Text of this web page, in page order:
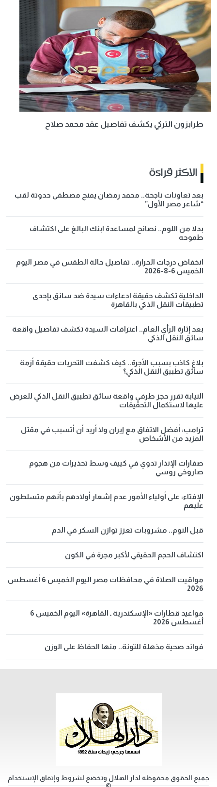
طرابزون التركي يكشف تفاصيل عقد محمد صلاح
الاكثر قراءة
بعد تعاونات ناجحة.. محمد رمضان يمنح مصطفى حدوتة لقب
“شاعر مصر الأول”
بدلا من اللوم.. نصائح لمساعدة ابنك البالغ على اكتشاف
طموحه
انخفاض درجات الحرارة.. تفاصيل حالة الطقس في مصر اليوم
الخميس 6-8-2026
الداخلية تكشف حقيقة ادعاءات سيدة ضد سائق بإحدى
تطبيقات النقل الذكي بالقاهرة
بعد إثارة الرأي العام.. اعترافات السيدة تكشف تفاصيل واقعة
سائق النقل الذكي
بلاغ كاذب بسبب الأجرة.. كيف كشفت التحريات حقيقة أزمة
سائق تطبيق النقل الذكي؟
النيابة تقرر حجز طرفي واقعة سائق تطبيق النقل الذكي للعرض
عليها لاستكمال التحقيقات
ترامب: أفضل الاتفاق مع إيران ولا أريد أن أتسبب في مقتل
المزيد من الأشخاص
صفارات الإنذار تدوي في كييف وسط تحذيرات من هجوم
صاروخي روسي
الإفتاء: على أولياء الأمور عدم إشعار أولادهم بأنهم متسلطون
عليهم
قبل النوم.. مشروبات تعزز توازن السكر في الدم
اكتشاف الحجم الحقيقي لأكبر مجرة في الكون
مواقيت الصلاة في محافظات مصر اليوم الخميس 6 أغسطس
2026
مواعيد قطارات «الإسكندرية ـ القاهرة» اليوم الخميس 6
أغسطس 2026
فوائد صحية مذهلة للتونة.. منها الحفاظ على الوزن
جميع الحقوق محفوظة لدار الهلال وتخضع لشروط وإتفاق الإستخدام
©